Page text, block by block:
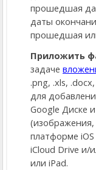
прошедшая
даты
прошедшая
Приложить
задаче
.png, .xls,
для
Google Диске
платформе
iCloud Drive и/
или iPad.